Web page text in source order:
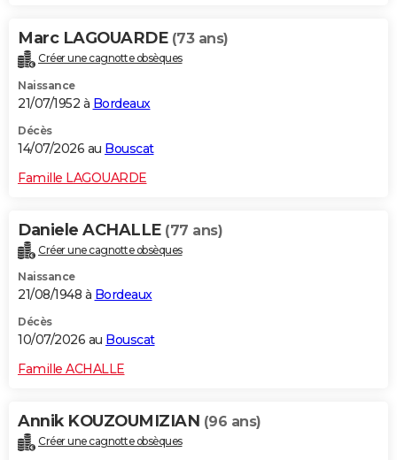
Marc LAGOUARDE (73 ans)
Créer une cagnotte obsèques
Naissance
21/07/1952 à Bordeaux
Décès
14/07/2026 au Bouscat
Famille LAGOUARDE
Daniele ACHALLE (77 ans)
Créer une cagnotte obsèques
Naissance
21/08/1948 à Bordeaux
Décès
10/07/2026 au Bouscat
Famille ACHALLE
Annik KOUZOUMIZIAN (96 ans)
Créer une cagnotte obsèques